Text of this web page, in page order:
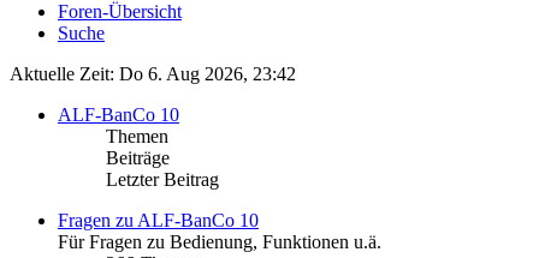
Foren-Übersicht
Suche
Aktuelle Zeit: Do 6. Aug 2026, 23:42
ALF-BanCo 10
Themen
Beiträge
Letzter Beitrag
Fragen zu ALF-BanCo 10
Für Fragen zu Bedienung, Funktionen u.ä.